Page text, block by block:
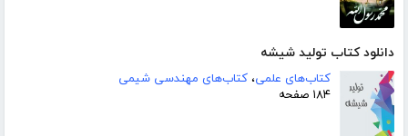
دانلود کتاب تولید شیشه
کتاب‌های علمی، کتاب‌های مهندسی شیمی
۱۸۴ صفحه